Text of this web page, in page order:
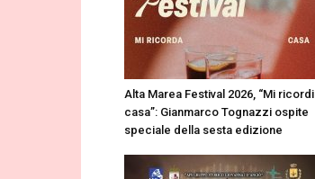
Alta Marea Festival 2026, “Mi ricordi
casa”: Gianmarco Tognazzi ospite
speciale della sesta edizione